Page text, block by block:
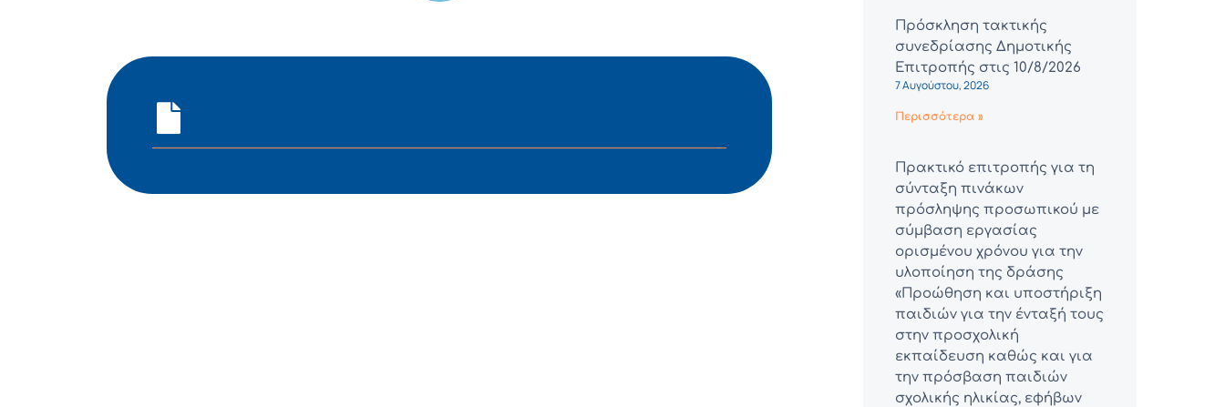
Πρόσκληση τακτικής
συνεδρίασης Δημοτικής
Επιτροπής στις 10/8/2026
7 Αυγούστου, 2026
Περισσότερα »
Πρακτικό επιτροπής για τη
σύνταξη πινάκων
πρόσληψης προσωπικού με
σύμβαση εργασίας
ορισμένου χρόνου για την
υλοποίηση της δράσης
«Προώθηση και υποστήριξη
παιδιών για την ένταξή τους
στην προσχολική
εκπαίδευση καθώς και για
την πρόσβαση παιδιών
σχολικής ηλικίας, εφήβων